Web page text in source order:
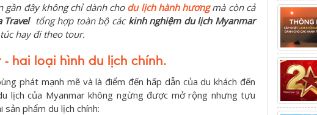
đây không chỉ dành chodu lịch hành hươngmà còn cả
Traveltổng hợp toàn bộ các kinh nghiệm du lịch Myanmar
hay đi theo tour.
hai loại hình du lịch chính.
phát mạnh mẽ và là điểm đến hấp dẫn của du khách đến
lịch của Myanmar không ngừng được mở rộng nhưng tựu
sản phẩm du lịch chính: